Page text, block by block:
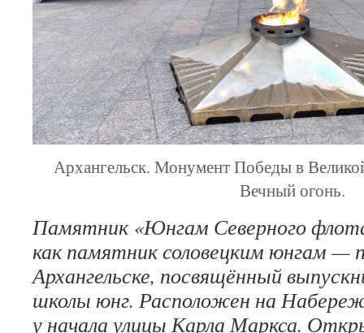
Архангельск. Монумент Победы в
Вечный огонь.
Памятник «Юнгам Северного
как памятник соловецким юнгам —
Архангельске, посвящённый
школы юнг. Расположен на
у начала улицы Карла Маркса.